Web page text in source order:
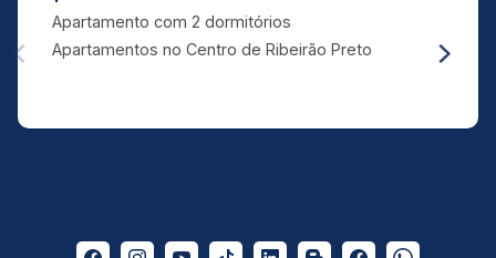
Apartamento com 2 dormitórios
Apartamentos no Centro de Ribeirão Preto